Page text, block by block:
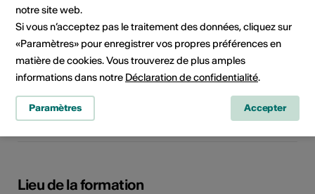
Site Internet
Rubriques
culturelles
Type de formation
Cours
toute personne intéressée
Lieu de la formation
notre site web.
Si vous n’acceptez pas le traitement des données, cliquez sur
«Paramètres» pour enregistrer vos propres préférences en
matière de cookies. Vous trouverez de plus amples
informations dans notre Déclaration de confidentialité.
Paramètres Accepter